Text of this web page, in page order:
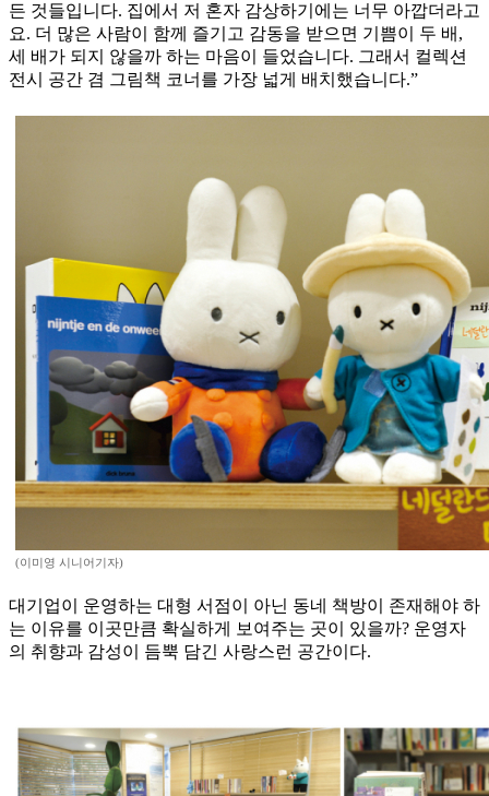
든 것들입니다. 집에서 저 혼자 감상하기에는 너무 아깝더라고
요. 더 많은 사람이 함께 즐기고 감동을 받으면 기쁨이 두 배,
세 배가 되지 않을까 하는 마음이 들었습니다. 그래서 컬렉션
전시 공간 겸 그림책 코너를 가장 넓게 배치했습니다.”
(이미영 시니어기자)
대기업이 운영하는 대형 서점이 아닌 동네 책방이 존재해야 하
는 이유를 이곳만큼 확실하게 보여주는 곳이 있을까? 운영자
의 취향과 감성이 듬뿍 담긴 사랑스런 공간이다.